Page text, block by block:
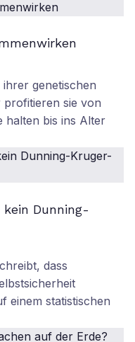
genetischen
sie von
halten bis ins Alter
Dunning-
dass
einem statistischen